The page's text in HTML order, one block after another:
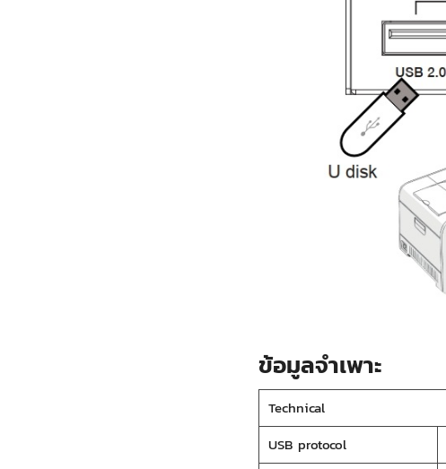
ข้อมูลจำเพาะ
Technical
USB protocol